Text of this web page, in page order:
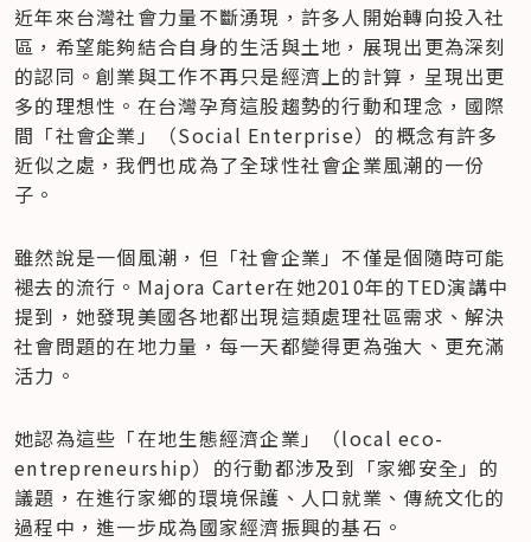
近年來台灣社會力量不斷湧現，許多人開始轉向投入社
區，希望能夠結合自身的生活與土地，展現出更為深刻
的認同。創業與工作不再只是經濟上的計算，呈現出更
多的理想性。在台灣孕育這股趨勢的行動和理念，國際
間「社會企業」（Social Enterprise）的概念有許多
近似之處，我們也成為了全球性社會企業風潮的一份
子。
雖然說是一個風潮，但「社會企業」不僅是個隨時可能
褪去的流行。Majora Carter在她2010年的TED演講中
提到，她發現美國各地都出現這類處理社區需求、解決
社會問題的在地力量，每一天都變得更為強大、更充滿
活力。
她認為這些「在地生態經濟企業」（local eco-
entrepreneurship）的行動都涉及到「家鄉安全」的
議題，在進行家鄉的環境保護、人口就業、傳統文化的
過程中，進一步成為國家經濟振興的基石。